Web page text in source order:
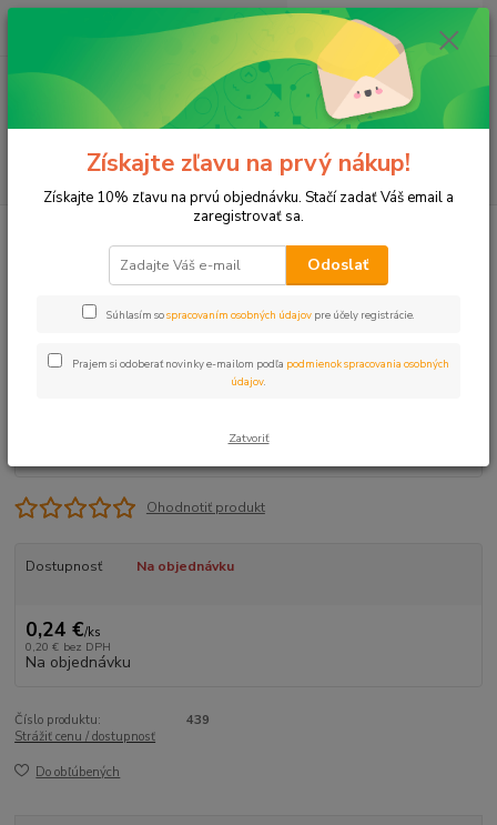
Menu
(Po-Pia, 8-17 hod.)
ks
za0 €
N príchytka 20-23mm Nofix NIBCO
N príchytka 20-23mm Nofix
NIBCO
Ohodnotiť produkt
Dostupnosť Na objednávku
0,24 €/ks
0,20 € bez DPH
Na objednávku
Číslo produktu:
439
Strážiť cenu / dostupnosť
Do obľúbených
Získajte zľavu na prvý nákup!
Získajte 10% zľavu na prvú objednávku. Stačí zadať Váš email a
zaregistrovať sa.
Odoslať
Súhlasím sospracovaním osobných údajov pre účely registrácie.
Prajem si odoberať novinky e-mailom podľa podmienok spracovania osobných
údajov
Zatvoriť